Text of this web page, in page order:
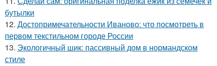
бутылки
12. Достопримечательности Иваново: что посмотреть в
первом текстильном городе России
13. Экологичный шик: пассивный дом в нормандском
стиле